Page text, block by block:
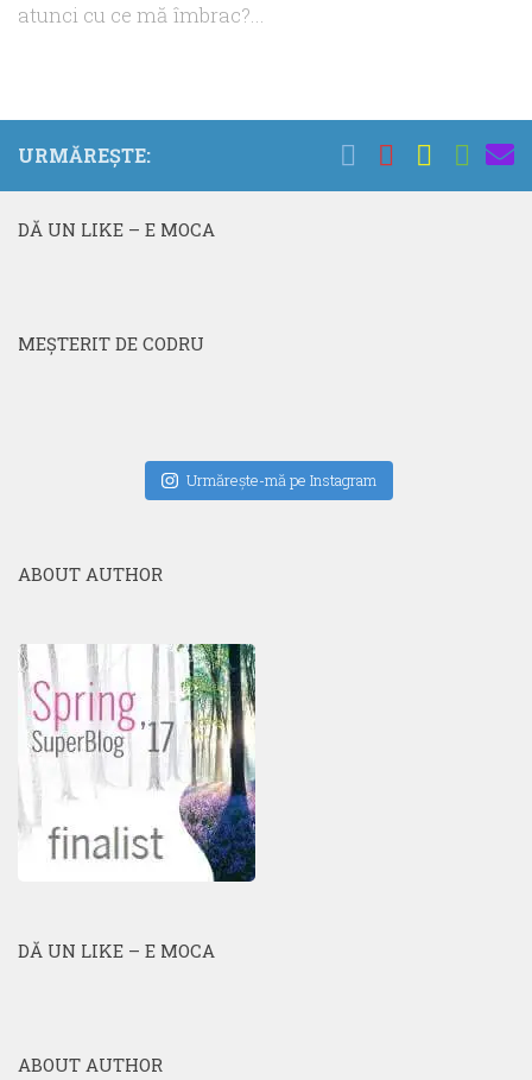
atunci cu ce mă îmbrac?...
URMĂREȘTE:
DĂ UN LIKE – E MOCA
MEŞTERIT DE CODRU
Urmăreşte-mă pe Instagram
ABOUT AUTHOR
DĂ UN LIKE – E MOCA
ABOUT AUTHOR